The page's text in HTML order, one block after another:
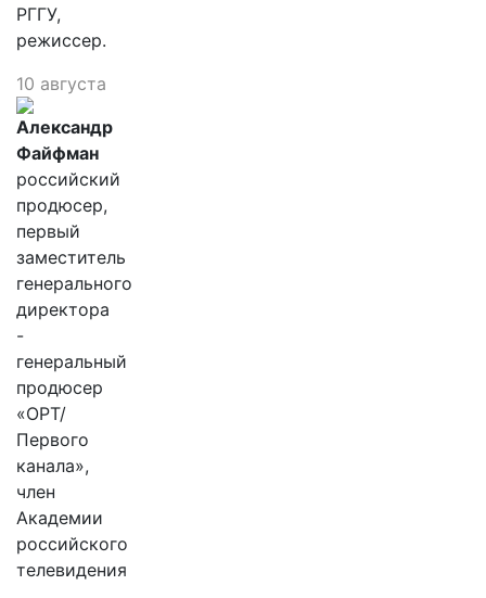
РГГУ,
режиссер.
10 августа
Александр
Файфман
российский
продюсер,
первый
заместитель
генерального
директора
-
генеральный
продюсер
«ОРТ/
Первого
канала»,
член
Академии
российского
телевидения